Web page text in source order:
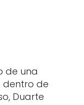
de una
dentro de
Duarte